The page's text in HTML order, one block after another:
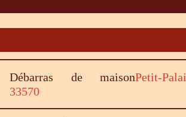
Débarras de maisonPetit-
33570